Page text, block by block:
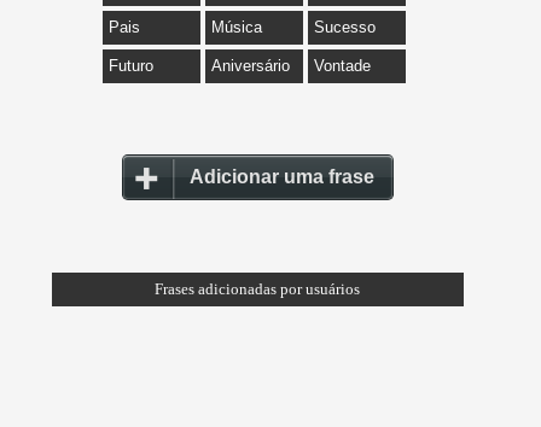
Pais Música Sucesso
Futuro Aniversário Vontade
Adicionar uma frase
Frases adicionadas por usuários